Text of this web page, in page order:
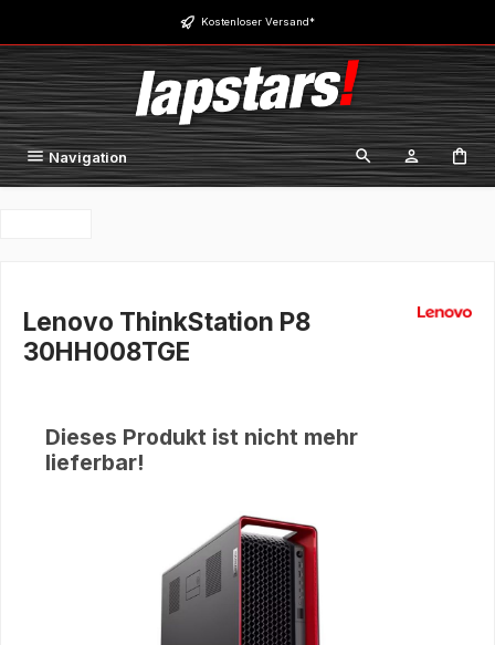
Zum Hauptinhalt springen Kostenloser Versand*
Navigation
Lenovo ThinkStation P8
30HH008TGE
Dieses Produkt ist nicht mehr
lieferbar!